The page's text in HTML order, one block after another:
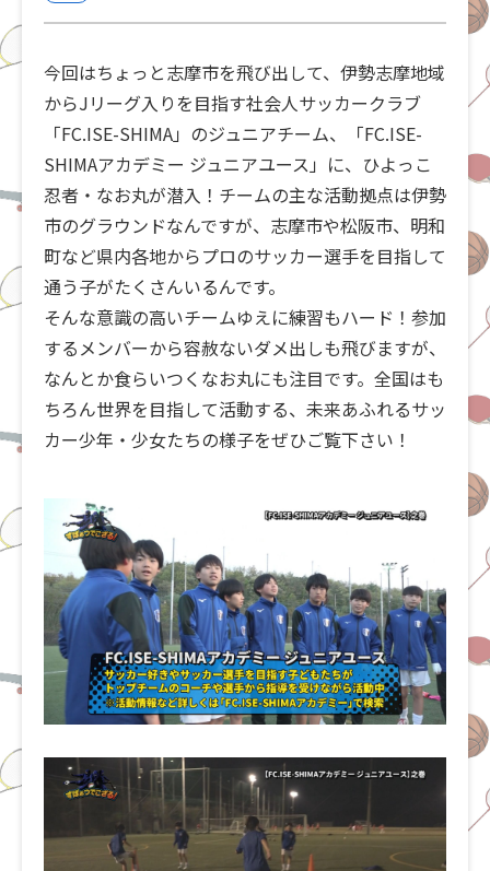
今回はちょっと志摩市を飛び出して、伊勢志摩地域
からJリーグ入りを目指す社会人サッカークラブ
「FC.ISE-SHIMA」のジュニアチーム、「FC.ISE-
SHIMAアカデミー ジュニアユース」に、ひよっこ
忍者・なお丸が潜入！チームの主な活動拠点は伊勢
市のグラウンドなんですが、志摩市や松阪市、明和
町など県内各地からプロのサッカー選手を目指して
通う子がたくさんいるんです。
そんな意識の高いチームゆえに練習もハード！参加
するメンバーから容赦ないダメ出しも飛びますが、
なんとか食らいつくなお丸にも注目です。全国はも
ちろん世界を目指して活動する、未来あふれるサッ
カー少年・少女たちの様子をぜひご覧下さい！